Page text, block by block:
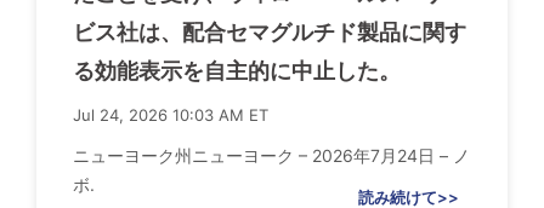
ビス社は、配合セマグルチド製品に関す
る効能表示を自主的に中止した。
Jul 24, 2026 10:03 AM ET
ニューヨーク州ニューヨーク – 2026年7月24日 – ノ
ボ.
読み続けて>>